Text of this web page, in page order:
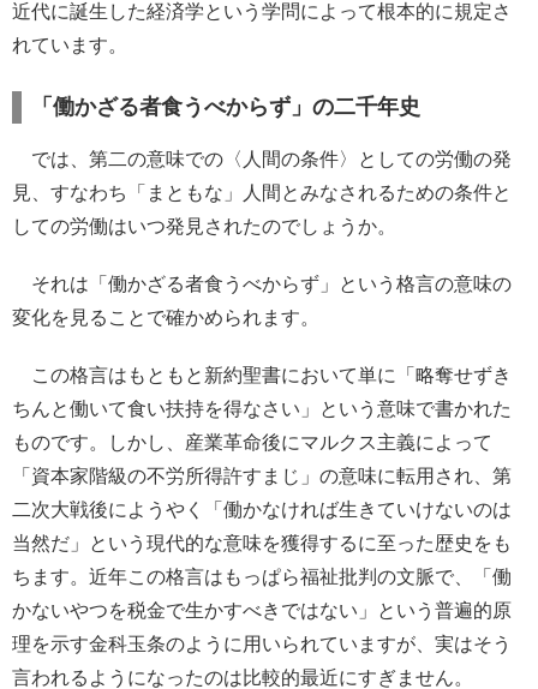
近代に誕生した経済学という学問によって根本的に規定さ
れています。
「働かざる者食うべからず」の二千年史
では、第二の意味での〈人間の条件〉としての労働の発
見、すなわち「まともな」人間とみなされるための条件と
しての労働はいつ発見されたのでしょうか。
それは「働かざる者食うべからず」という格言の意味の
変化を見ることで確かめられます。
この格言はもともと新約聖書において単に「略奪せずき
ちんと働いて食い扶持を得なさい」という意味で書かれた
ものです。しかし、産業革命後にマルクス主義によって
「資本家階級の不労所得許すまじ」の意味に転用され、第
二次大戦後にようやく「働かなければ生きていけないのは
当然だ」という現代的な意味を獲得するに至った歴史をも
ちます。近年この格言はもっぱら福祉批判の文脈で、「働
かないやつを税金で生かすべきではない」という普遍的原
理を示す金科玉条のように用いられていますが、実はそう
言われるようになったのは比較的最近にすぎません。